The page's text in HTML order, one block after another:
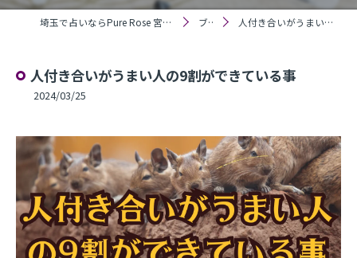
埼玉で占いならPure Rose 宮ありさのTarot＆Powerstone ブログ 人付き合いがうまい人の9割ができている事
人付き合いがうまい人の9割ができている事
2024/03/25